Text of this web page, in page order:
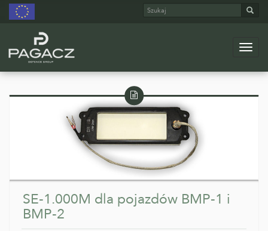
Przejdź
głównej
Szukaj
Menu
SE-1.000M dla pojazdów BMP-1 i
BMP-2
Wpis
tekstowy